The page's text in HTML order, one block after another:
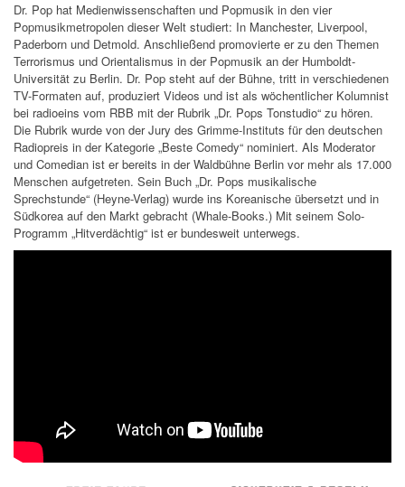
Dr. Pop hat Medienwissenschaften und Popmusik in den vier
Popmusikmetropolen dieser Welt studiert: In Manchester, Liverpool,
Paderborn und Detmold. Anschließend promovierte er zu den Themen
Terrorismus und Orientalismus in der Popmusik an der Humboldt-
Universität zu Berlin. Dr. Pop steht auf der Bühne, tritt in verschiedenen
TV-Formaten auf, produziert Videos und ist als wöchentlicher Kolumnist
bei radioeins vom RBB mit der Rubrik „Dr. Pops Tonstudio“ zu hören.
Die Rubrik wurde von der Jury des Grimme-Instituts für den deutschen
Radiopreis in der Kategorie „Beste Comedy“ nominiert. Als Moderator
und Comedian ist er bereits in der Waldbühne Berlin vor mehr als 17.000
Menschen aufgetreten. Sein Buch „Dr. Pops musikalische
Sprechstunde“ (Heyne-Verlag) wurde ins Koreanische übersetzt und in
Südkorea auf den Markt gebracht (Whale-Books.) Mit seinem Solo-
Programm „Hitverdächtig“ ist er bundesweit unterwegs.